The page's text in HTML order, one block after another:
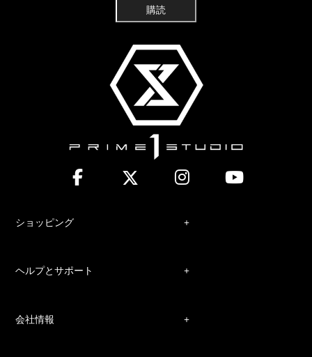
購読
ショッピング
ヘルプとサポート
会社情報